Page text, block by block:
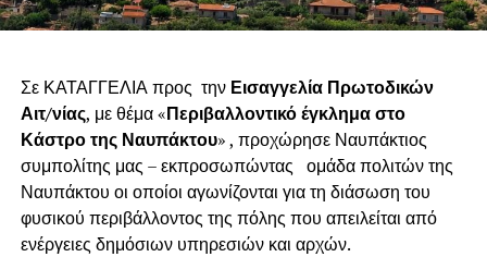
Σε ΚΑΤΑΓΓΕΛΙΑ προς την Εισαγγελία Πρωτοδικών
Αιτ/νίας, με θέμα «Περιβαλλοντικό έγκλημα στο
Κάστρο της Ναυπάκτου» , προχώρησε Ναυπάκτιος
συμπολίτης μας – εκπροσωπώντας ομάδα πολιτών της
Ναυπάκτου οι οποίοι αγωνίζονται για τη διάσωση του
φυσικού περιβάλλοντος της πόλης που απειλείται από
ενέργειες δημόσιων υπηρεσιών και αρχών.